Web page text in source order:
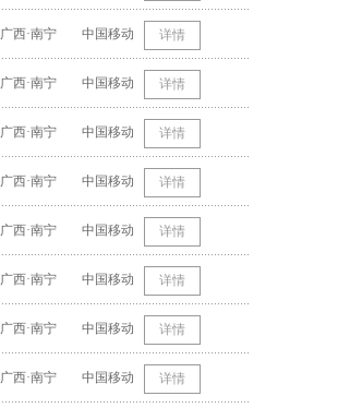
广西·南宁 中国移动 详情
广西·南宁 中国移动 详情
广西·南宁 中国移动 详情
广西·南宁 中国移动 详情
广西·南宁 中国移动 详情
广西·南宁 中国移动 详情
广西·南宁 中国移动 详情
广西·南宁 中国移动 详情